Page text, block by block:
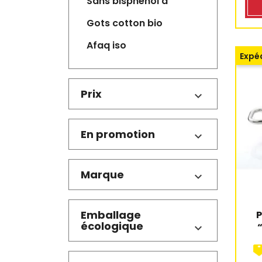
gots cotton bio
afaq iso
Prix
En promotion
Marque
Emballage
écologique